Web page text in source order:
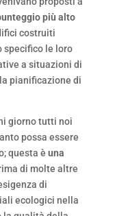
più alto
costruiti
specifico le loro
a situazioni di
pianificazione di
giorno tutti noi
possa essere
questa è una
di molte altre
di
ecologici nella